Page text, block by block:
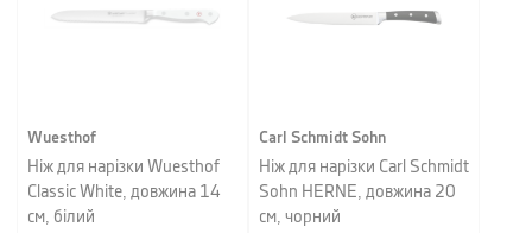
Wuesthof
Ніж для нарізки Wuesthof
Classic White, довжина 14
см, білий
Carl Schmidt Sohn
Ніж для нарізки Carl Schmidt
Sohn HERNE, довжина 20
см, чорний